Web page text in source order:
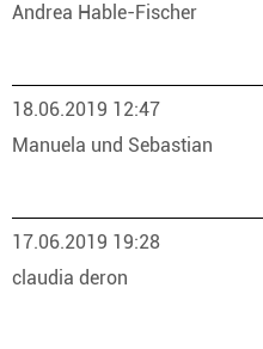
Andrea Hable-Fischer
18.06.2019 12:47
Manuela und Sebastian
17.06.2019 19:28
claudia deron